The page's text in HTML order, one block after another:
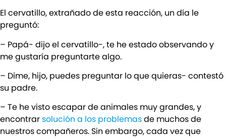
El cervatillo, extrañado de esta reacción, un día le
preguntó:
– Papá- dijo el cervatillo-, te he estado observando y
me gustaría preguntarte algo.
– Dime, hijo, puedes preguntar lo que quieras- contestó
su padre.
– Te he visto escapar de animales muy grandes, y
encontrarsolución a los problemasde muchos de
nuestros compañeros. Sin embargo, cada vez que